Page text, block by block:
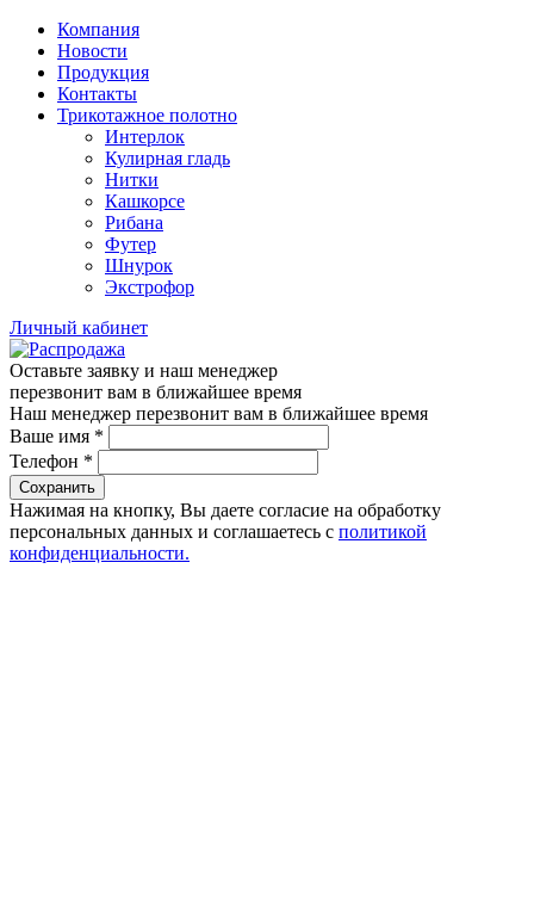
Компания
Новости
Продукция
Контакты
Трикотажное полотно
Интерлок
Кулирная гладь
Нитки
Кашкорсе
Рибана
Футер
Шнурок
Экстрофор
Личный кабинет
Оставьте заявку и наш менеджер
перезвонит вам в ближайшее время
Наш менеджер перезвонит вам в ближайшее время
Ваше имя *
Телефон *
Сохранить
Нажимая на кнопку, Вы даете согласие на обработку
персональных данных и соглашаетесь с политикой
конфиденциальности.